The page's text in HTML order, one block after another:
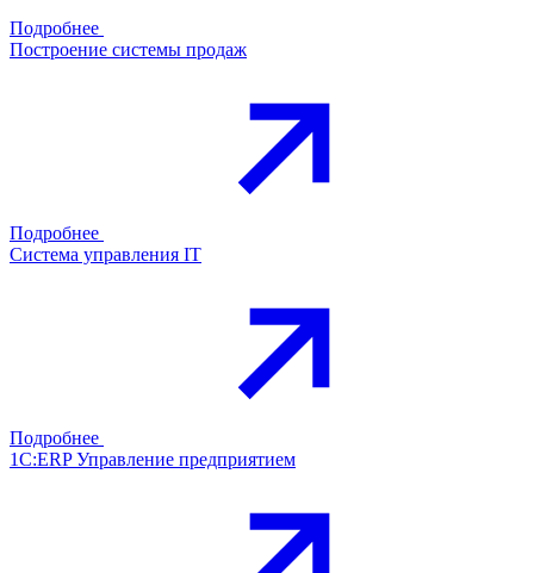
Подробнее
Построение системы продаж
Подробнее
Система управления IT
Подробнее
1С:ERP Управление предприятием